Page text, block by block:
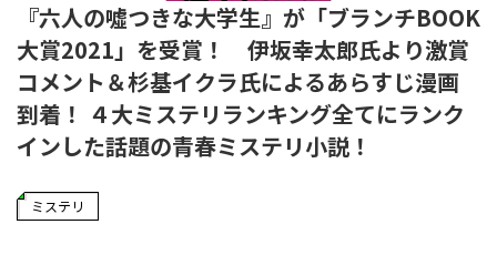
『六人の噓つきな大学生』が「ブランチBOOK
大賞2021」を受賞！ 伊坂幸太郎氏より激賞
コメント＆杉基イクラ氏によるあらすじ漫画
到着！ ４大ミステリランキング全てにランク
インした話題の青春ミステリ小説！
ミステリ